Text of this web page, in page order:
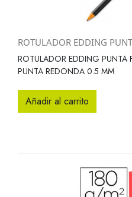
ROTULADOR EDDING
ROTULADOR EDDING PUNTA
PUNTA REDONDA 0.5 MM
Añadir al carrito